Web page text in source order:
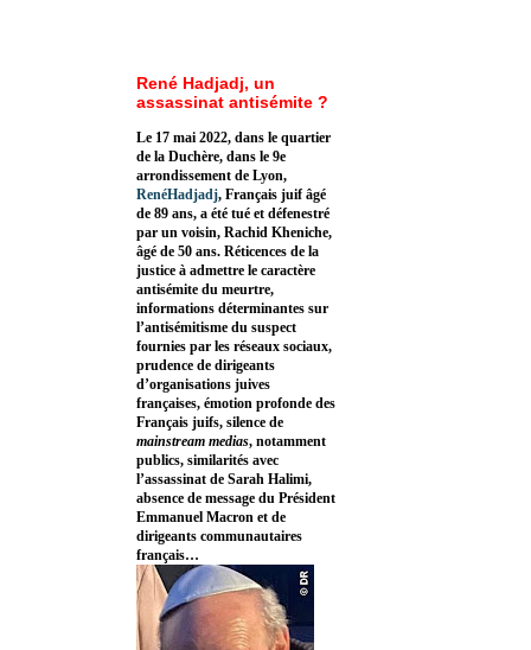
René Hadjadj, un
assassinat antisémite ?
Le 17 mai 2022, dans le quartier
de la Duchère, dans le 9e
arrondissement de Lyon,
RenéHadjadj, Français juif âgé
de 89 ans, a été tué et défenestré
par un voisin, Rachid Kheniche,
âgé de 50 ans. Réticences de la
justice à admettre le caractère
antisémite du meurtre,
informations déterminantes sur
l’antisémitisme du suspect
fournies par les réseaux sociaux,
prudence de dirigeants
d’organisations juives
françaises, émotion profonde des
Français juifs, silence de
mainstream medias, notamment
publics, similarités avec
l’assassinat de Sarah Halimi,
absence de message du Président
Emmanuel Macron et de
dirigeants communautaires
français…